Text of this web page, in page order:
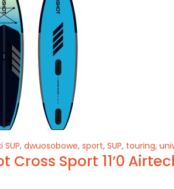
SUP, dwuosobowe, sport, SUP, touring,
Cross Sport 11’0